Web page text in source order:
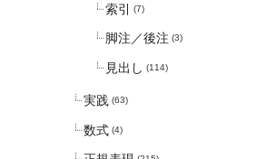
索引 (7)
脚注／後注 (3)
見出し (114)
実践 (63)
数式 (4)